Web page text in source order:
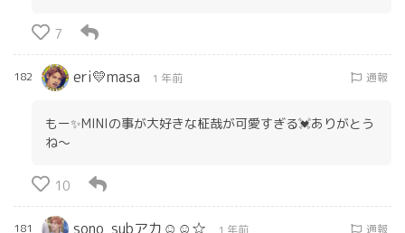
7
182 eri💛masa 1 年前 通報
もー✨MINIの事が大好きな柾哉が可愛すぎる💓ありがとう
ね～
10
181 sono_subアカ☺︎☺︎☆ 1 年前 通報